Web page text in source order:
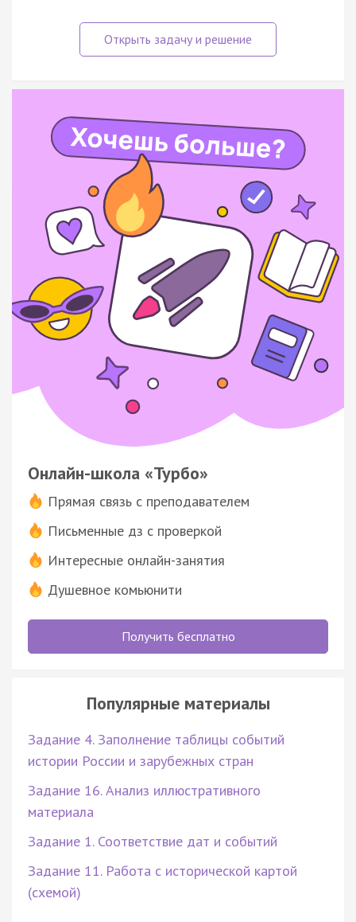
Онлайн-школа «Турбо»
Прямая связь с преподавателем
Письменные дз с проверкой
Интересные онлайн-занятия
Душевное комьюнити
Получить бесплатно
Популярные материалы
Задание 4. Заполнение таблицы событий
истории России и зарубежных стран
Задание 16. Анализ иллюстративного
материала
Задание 1. Соответствие дат и событий
Задание 11. Работа с исторической картой
(схемой)